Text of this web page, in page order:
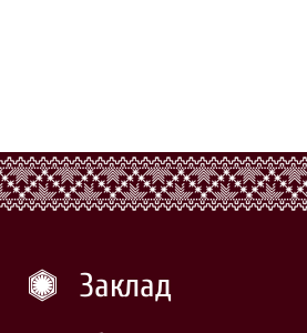
Заклад